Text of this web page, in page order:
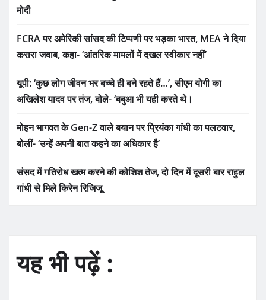
मोदी
FCRA पर अमेरिकी सांसद की टिप्पणी पर भड़का भारत, MEA ने दिया
करारा जवाब, कहा- ‘आंतरिक मामलों में दखल स्वीकार नहीं’
यूपी: ‘कुछ लोग जीवन भर बच्चे ही बने रहते हैं…’, सीएम योगी का
अखिलेश यादव पर तंज, बोले- ‘बबुआ भी यही करते थे।
मोहन भागवत के Gen-Z वाले बयान पर प्रियंका गांधी का पलटवार,
बोलीं- ‘उन्हें अपनी बात कहने का अधिकार है’
संसद में गतिरोध खत्म करने की कोशिश तेज, दो दिन में दूसरी बार राहुल
गांधी से मिले किरेन रिजिजू
यह भी पढ़ें :